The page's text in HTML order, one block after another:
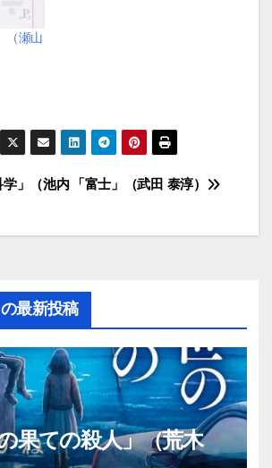
（瀬山
「富士」（武田 泰淳）
学」（池内
最新投稿
果ての殺人」（荒木